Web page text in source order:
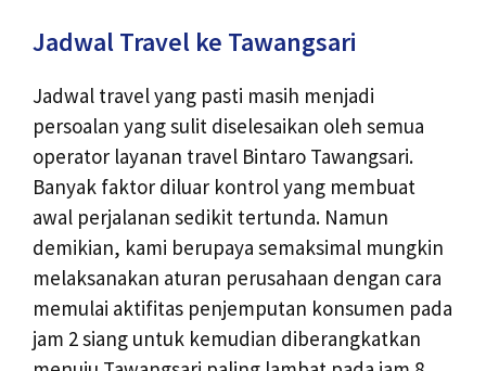
Jadwal Travel ke Tawangsari
Jadwal travel yang pasti masih menjadi
persoalan yang sulit diselesaikan oleh semua
operator layanan travel Bintaro Tawangsari.
Banyak faktor diluar kontrol yang membuat
awal perjalanan sedikit tertunda. Namun
demikian, kami berupaya semaksimal mungkin
melaksanakan aturan perusahaan dengan cara
memulai aktifitas penjemputan konsumen pada
jam 2 siang untuk kemudian diberangkatkan